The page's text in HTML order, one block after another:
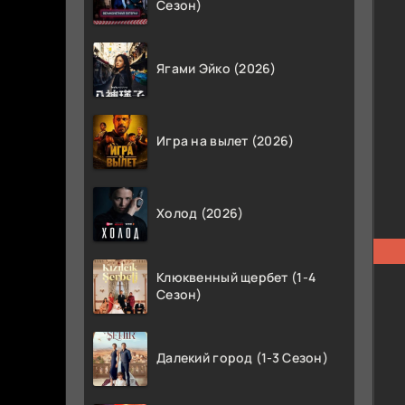
Сезон)
Ягами Эйко (2026)
Игра на вылет (2026)
Холод (2026)
Клюквенный щербет (1-4
Сезон)
Далекий город (1-3 Сезон)